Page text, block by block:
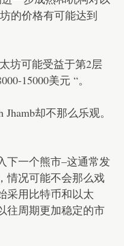
的价格有可能达到
坊可能受益于第2层
15000美元 “。
Jhamb却不那么乐观。
下一个熊市–这通常发
情况可能不会那么戏
采用比特币和以太
往周期更加稳定的市